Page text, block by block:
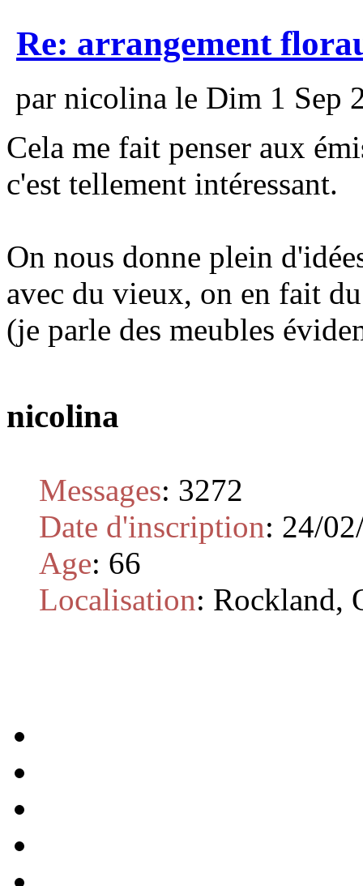
Re: arrangement
par nicolina le Dim 1 Sep
Cela me fait penser aux
c'est tellement intéressant.
On nous donne plein
avec du vieux, on en fait
(je parle des meubles
nicolina
Messages: 3272
Date d'inscription: 24/
Age: 66
Localisation: Rockland,